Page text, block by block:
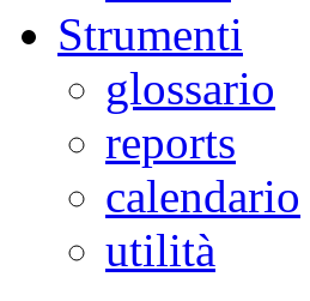
Strumenti
glossario
reports
calendario
utilità